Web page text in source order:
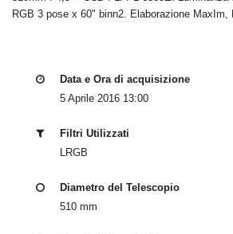
RGB 3 pose x 60" binn2. Elaborazione MaxIm,
Data e Ora di acquisizione
5 Aprile 2016 13:00
Filtri Utilizzati
LRGB
Diametro del Telescopio
510 mm